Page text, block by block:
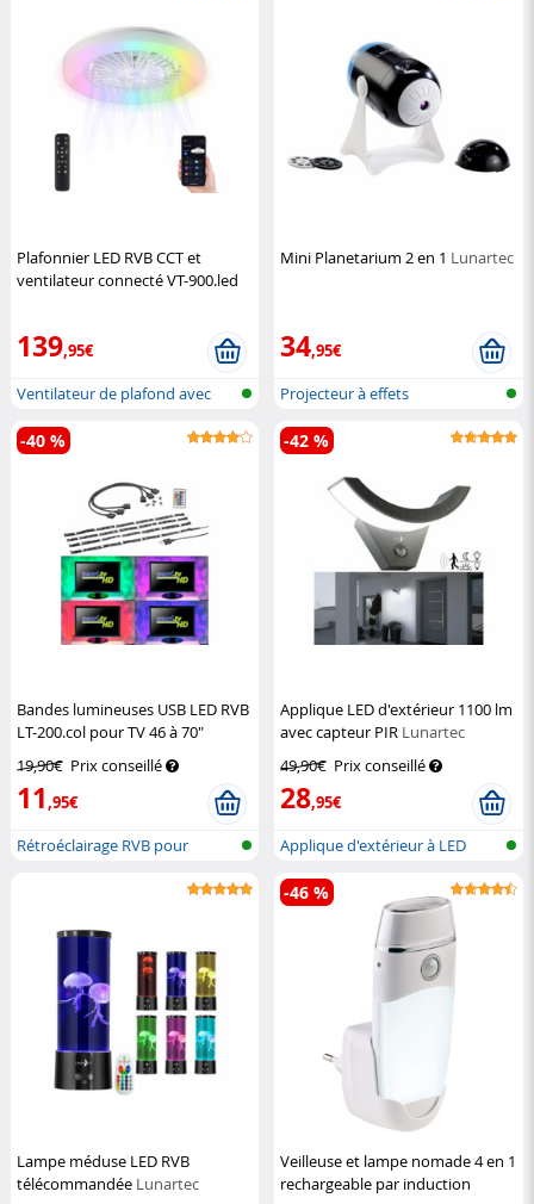
Plafonnier LED RVB CCT et
ventilateur connecté VT-900.led
139,95€
Ventilateur de plafond avec
lampe L...
Mini Planetarium 2 en 1 Lunartec
34,95€
Projecteur à effets
Bandes lumineuses USB LED RVB
LT-200.col pour TV 46 à 70"
19,90€ Prix conseillé
11 ,95€
-40 %
Rétroéclairage RVB pour
Applique LED d'extérieur 1100 lm
avec capteur PIR Lunartec
49,90€ Prix conseillé
28,95€
-42 %
Applique d'extérieur à LED
avec dét...
Lampe méduse LED RVB
télécommandée Lunartec
Veilleuse et lampe nomade 4 en 1
rechargeable par induction
-46 %